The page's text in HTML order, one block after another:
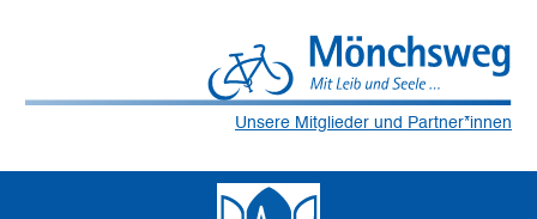
Unsere Mitglieder und Partner*innen